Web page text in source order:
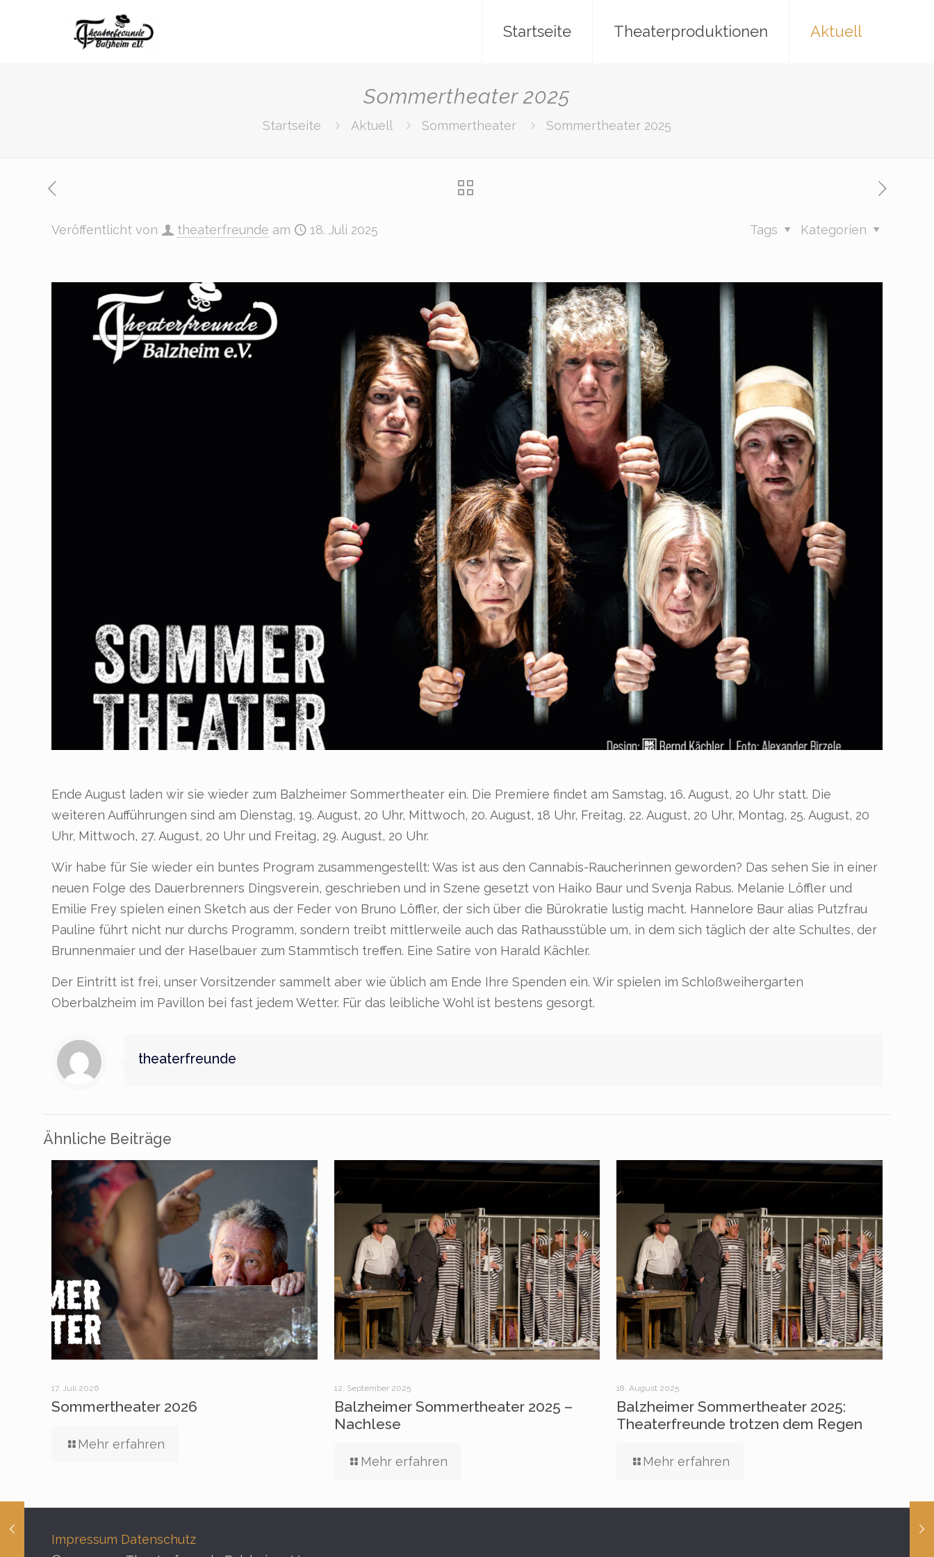
Startseite Theaterproduktionen Aktuell
Sommertheater 2025
Startseite Aktuell Sommertheater Sommertheater 2025
Veröffentlicht von theaterfreunde am 18. Juli 2025 Kategorien
Tags
Ende August laden wir sie wieder zum Balzheimer Sommertheater ein. Die Premiere findet am Samstag, 16. August, 20 Uhr statt. Die
weiteren Aufführungen sind am Dienstag, 19. August, 20 Uhr, Mittwoch, 20. August, 18 Uhr, Freitag, 22. August, 20 Uhr, Montag, 25. August, 20
Uhr, Mittwoch, 27. August, 20 Uhr und Freitag, 29. August, 20 Uhr.
Wir habe für Sie wieder ein buntes Program zusammengestellt: Was ist aus den Cannabis-Raucherinnen geworden? Das sehen Sie in einer
neuen Folge des Dauerbrenners Dingsverein, geschrieben und in Szene gesetzt von Haiko Baur und Svenja Rabus. Melanie Löffler und
Emilie Frey spielen einen Sketch aus der Feder von Bruno Löffler, der sich über die Bürokratie lustig macht. Hannelore Baur alias Putzfrau
Pauline führt nicht nur durchs Programm, sondern treibt mittlerweile auch das Rathausstüble um, in dem sich täglich der alte Schultes, der
Brunnenmaier und der Haselbauer zum Stammtisch treffen. Eine Satire von Harald Kächler.
Der Eintritt ist frei, unser Vorsitzender sammelt aber wie üblich am Ende Ihre Spenden ein. Wir spielen im Schloßweihergarten
Oberbalzheim im Pavillon bei fast jedem Wetter. Für das leibliche Wohl ist bestens gesorgt.
theaterfreunde
Ähnliche Beiträge
17. Juli 2026
Sommertheater 2026
Mehr erfahren
12. September 2025
Balzheimer Sommertheater 2025 –
Nachlese
Mehr erfahren
18. August 2025
Balzheimer Sommertheater 2025:
Theaterfreunde trotzen dem Regen
Mehr erfahren
Impressum Datenschutz